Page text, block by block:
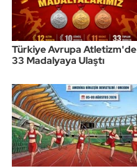
Türkiye Avrupa Atletizm'de
33 Madalyaya Ulaştı